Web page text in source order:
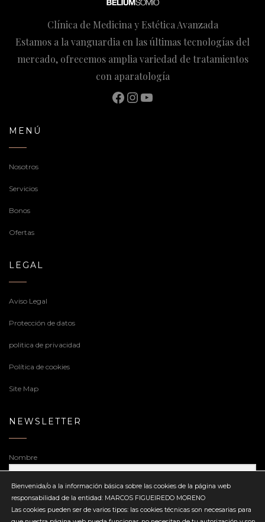
Clínica de Medicina y Estética Avanzada
Estamos a la vanguardia en las últimas tecnologías del
mercado, ofrecemos amplia variedad de tratamientos
con aparatología
Facebook
Instagram
YouTube
MENÚ
Nosotros
Servicios
Bonos
Ofertas
LEGAL
Aviso Legal
Protección de datos
politica de privacidad
Política de cookies
Site Map
NEWSLETTER
Nombre
Dirección de correo electrónico
Bienvenida/o a la información básica sobre las cookies de la página web
responsabilidad de la entidad: MARCOS FIGUEIREDO MORENO
Las cookies pueden ser de varios tipos: las cookies técnicas son necesarias para